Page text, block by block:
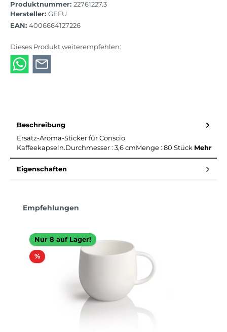
Produktnummer: 22761227.3
Hersteller: GEFU
EAN: 4006664127226
Dieses Produkt weiterempfehlen:
Beschreibung
Ersatz-Aroma-Sticker für Conscio
Kaffeekapseln.Durchmesser : 3,6 cmMenge : 80 Stück Mehr
Eigenschaften
Produktgalerie überspringen
Empfehlungen
Nur 8 auf Lager!
%Rabatt